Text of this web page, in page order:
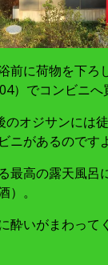
前に荷物を下ろ
）でコンビニへ
のオジサンには
ニがあるのです
最高の露天風呂
。
酔いがまわっ